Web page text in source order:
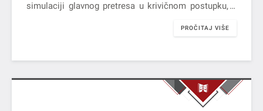
simulaciji glavnog pretresa u krivičnom postupku, u
PROČITAJ VIŠE